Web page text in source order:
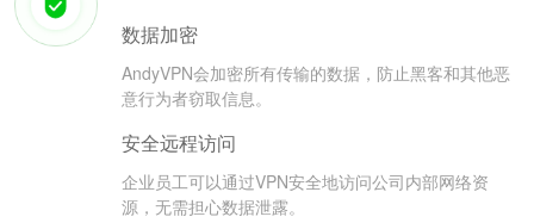
数据加密
AndyVPN会加密所有传输的数据，防止黑客和其他恶
意行为者窃取信息。
安全远程访问
企业员工可以通过VPN安全地访问公司内部网络资
源，无需担心数据泄露。